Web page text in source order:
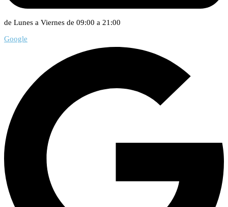
de Lunes a Viernes de 09:00 a 21:00
Google